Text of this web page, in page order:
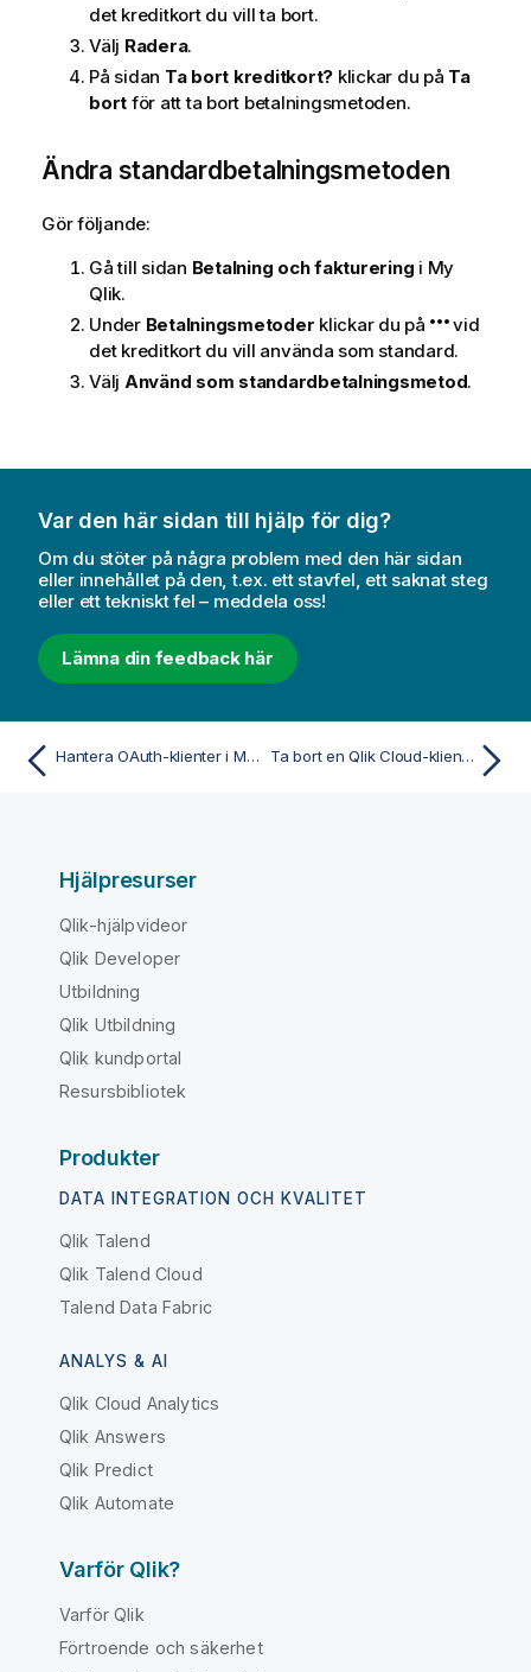
det kreditkort du vill ta bort.
Välj Radera.
På sidan Ta bort kreditkort? klickar du på Ta
bort för att ta bort betalningsmetoden.
Ändra standardbetalningsmetoden
Gör följande:
Gå till sidan Betalning och fakturering i My
Qlik.
Under Betalningsmetoder klickar du på
vid
det kreditkort du vill använda som standard.
Välj Använd som standardbetalningsmetod.
Var den här sidan till hjälp för dig?
Om du stöter på några problem med den här sidan
eller innehållet på den, t.ex. ett stavfel, ett saknat steg
eller ett tekniskt fel – meddela oss!
Lämna din feedback här
Hantera OAuth-klienter i My Qlik Ta bort en Qlik Cloud-klientorganisation
Hjälpresurser
Qlik-hjälpvideor
Qlik Developer
Utbildning
Qlik Utbildning
Qlik kundportal
Resursbibliotek
Produkter
DATA INTEGRATION OCH KVALITET
Qlik Talend
Qlik Talend Cloud
Talend Data Fabric
ANALYS & AI
Qlik Cloud Analytics
Qlik Answers
Qlik Predict
Qlik Automate
Varför Qlik?
Varför Qlik
Förtroende och säkerhet